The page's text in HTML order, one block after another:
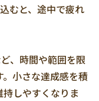
むと、途中で疲れ
、時間や範囲を限
小さな達成感を積
しやすくなりま